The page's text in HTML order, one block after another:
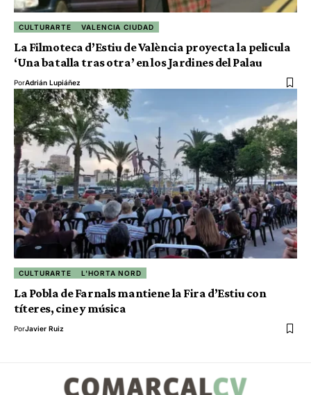
CULTURARTE VALENCIA CIUDAD
La Filmoteca d’Estiu de València proyecta la pelicula
‘Una batalla tras otra’ en los Jardines del Palau
PorAdrián Lupiáñez
CULTURARTE L'HORTA NORD
La Pobla de Farnals mantiene la Fira d’Estiu con
títeres, cine y música
PorJavier Ruiz